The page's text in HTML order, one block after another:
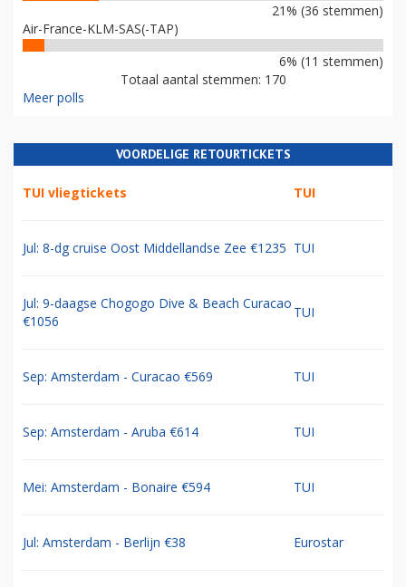
21% (36 stemmen)
Air-France-KLM-SAS(-TAP)
6% (11 stemmen)
Totaal aantal stemmen: 170
Meer polls
VOORDELIGE RETOURTICKETS
TUI vliegtickets TUI
Jul: 8-dg cruise Oost Middellandse Zee €1235 TUI
Jul: 9-daagse Chogogo Dive & Beach Curacao
€1056
TUI
Sep: Amsterdam - Curacao €569 TUI
Sep: Amsterdam - Aruba €614 TUI
Mei: Amsterdam - Bonaire €594 TUI
Jul: Amsterdam - Berlijn €38 Eurostar